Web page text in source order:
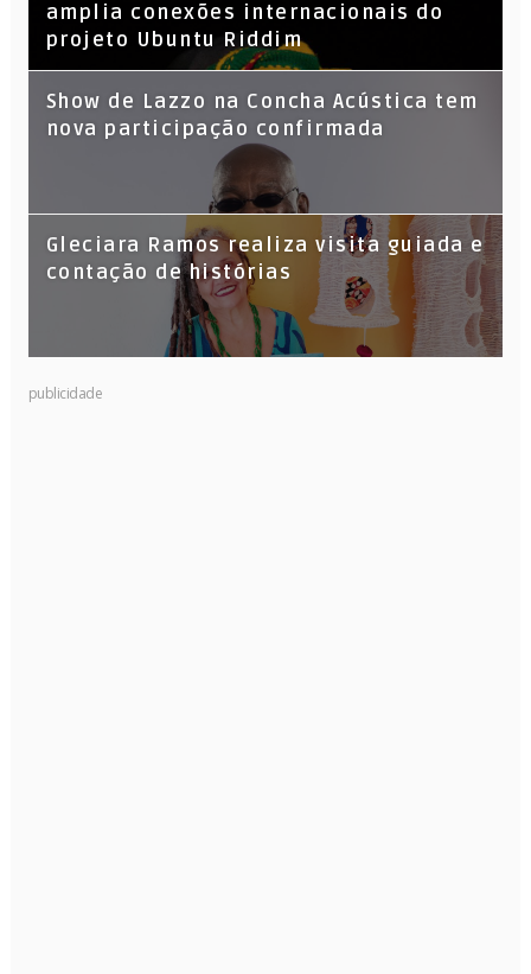
amplia conexões internacionais do
projeto Ubuntu Riddim
Show de Lazzo na Concha Acústica tem
nova participação confirmada
Gleciara Ramos realiza visita guiada e
contação de histórias
publicidade